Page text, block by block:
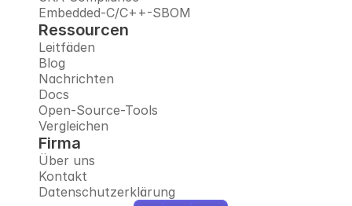
Embedded-C/C++-SBOM
Ressourcen
Leitfäden
Blog
Nachrichten
Docs
Open-Source-Tools
Vergleichen
Firma
Über uns
Kontakt
Datenschutzerklärung